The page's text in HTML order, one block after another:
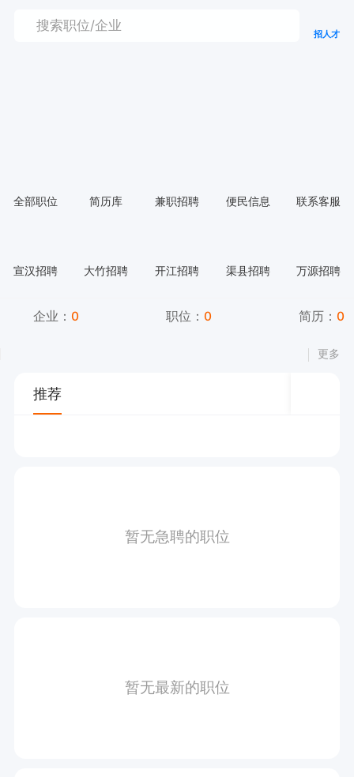
招人才
全部职位 简历库 兼职招聘 便民信息 联系客服
宣汉招聘 大竹招聘 开江招聘 渠县招聘 万源招聘
企业： 0 职位： 0 简历：0
更多
推荐
暂无急聘的职位
暂无最新的职位